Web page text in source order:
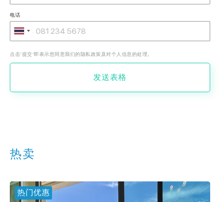
电话
点击‘提交’即表示您同意我们的隐私政策及对个人信息的处理。
发送表格
热卖
热门优惠